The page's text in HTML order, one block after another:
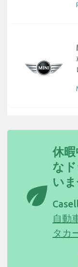
eco
休
な
い
自動
タカ